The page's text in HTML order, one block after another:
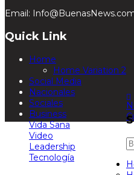
Email:
Quick Link
Home
Home Variation 2
Social Media
Nacionales
Sociales
Business
Vida Sana
Video
Leadership
Tecnología